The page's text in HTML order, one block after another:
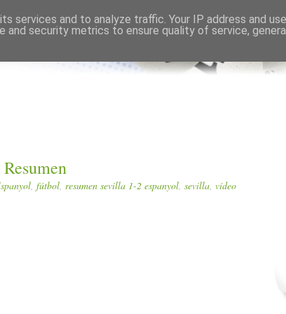
, fútbol, resumen sevilla 1-2 espanyol, sevilla, vídeo
services and to analyze traffic. Your IP address and
and security metrics to ensure quality of service,